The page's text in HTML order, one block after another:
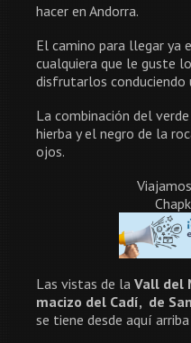
hacer en Andorra.
El camino para llegar ya
cualquiera que le guste
disfrutarlos conduciendo
La combinación del
hierba y el negro de la
ojos.
Las vistas de la Vall del
macizo del Cadí, de
se tiene desde aquí